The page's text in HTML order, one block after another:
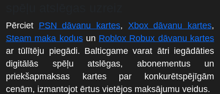
Pērciet PSN dāvanu kartes, Xbox dāvanu kartes,
Steam maka kodusun Roblox Robux dāvanu kartes
ar tūlītēju piegādi. Balticgame varat ātri iegādāties
digitālās spēļu atslēgas, abonementus un
priekšapmaksas kartes par konkurētspējīgām
cenām, izmantojot ērtus vietējos maksājumu veidus.